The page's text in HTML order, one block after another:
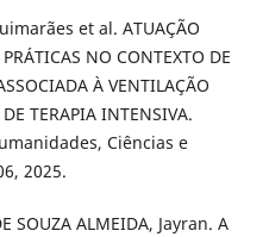
et al. ATUAÇÃO
NO CONTEXTO DE
À VENTILAÇÃO
TERAPIA INTENSIVA.
Ciências e
2025.
SOUZA ALMEIDA, Jayran. A